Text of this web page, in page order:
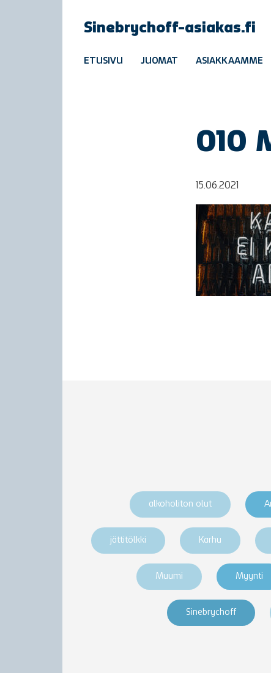
Sinebrychoff-asiakas.fi
ETUSIVU JUOMAT ASIAKKAAMME
010
15.06.2021
alkoholiton olut
jättitölkki Karhu
Muumi Myynti
Sinebrychoff